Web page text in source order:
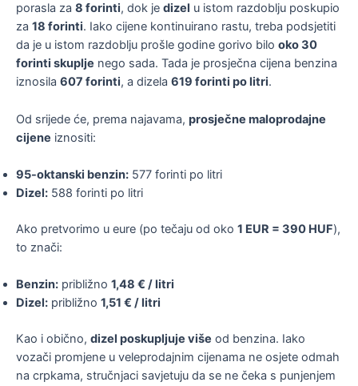
porasla za 8 forinti, dok je dizel u istom razdoblju poskupio
za 18 forinti. Iako cijene kontinuirano rastu, treba podsjetiti
da je u istom razdoblju prošle godine gorivo bilo oko 30
forinti skuplje nego sada. Tada je prosječna cijena benzina
iznosila 607 forinti, a dizela 619 forinti po litri.
Od srijede će, prema najavama, prosječne maloprodajne
cijene iznositi:
95-oktanski benzin: 577 forinti po litri
Dizel: 588 forinti po litri
Ako pretvorimo u eure (po tečaju od oko 1 EUR = 390 HUF),
to znači:
Benzin: približno 1,48 € / litri
Dizel: približno 1,51 € / litri
Kao i obično, dizel poskupljuje više od benzina. Iako
vozači promjene u veleprodajnim cijenama ne osjete odmah
na crpkama, stručnjaci savjetuju da se ne čeka s punjenjem